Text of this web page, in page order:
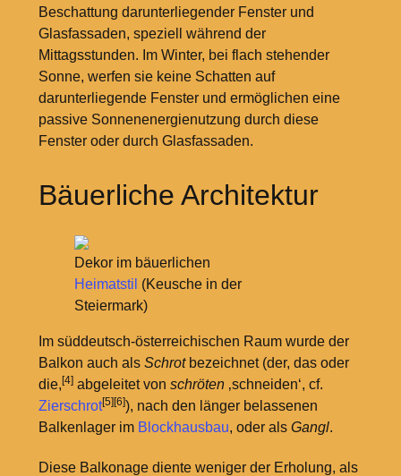
Beschattung darunterliegender Fenster und
Glasfassaden, speziell während der
Mittagsstunden. Im Winter, bei flach stehender
Sonne, werfen sie keine Schatten auf
darunterliegende Fenster und ermöglichen eine
passive Sonnenenergienutzung durch diese
Fenster oder durch Glasfassaden.
Bäuerliche Architektur
Dekor im bäuerlichen
Heimatstil (Keusche in der
Steiermark)
Im süddeutsch-österreichischen Raum wurde der
Balkon auch als Schrotbezeichnet (der, das oder
die, [4]abgeleitet von schröten‚schneiden‘, cf.
Zierschrot[5] [6]), nach den länger belassenen
Balkenlager im Blockhausbau, oder als Gangl.
Diese Balkonage diente weniger der Erholung, als